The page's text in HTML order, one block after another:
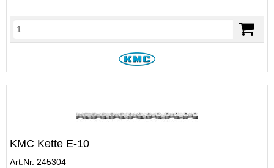
KMC Kette E-10
Art.Nr. 245304